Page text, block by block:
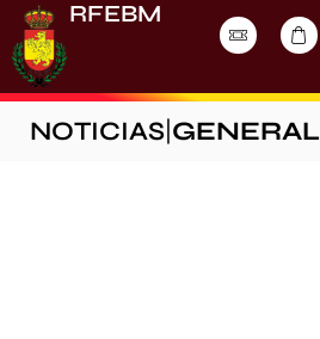
RFEBM
NOTICIAS GENERAL